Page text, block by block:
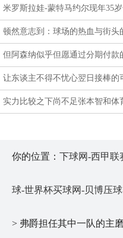
米罗斯拉娃-蒙特马约尔现年35
顿然意志到：球场的热血与街头
但阿森纳似乎但愿通过分期付
让东谈主不得不忧心翌日接棒的
实力比较之下尚不足张本智和体
你的位置： 下球网-西甲联
球-世界杯买球网-贝博压
> 弗爵担任其中一队的主